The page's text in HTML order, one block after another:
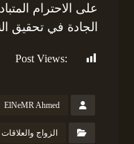
على الاحترام
الجادة في تحقيق
Post Views:
ElNeMR Ahmed
الزواج والعلاقات